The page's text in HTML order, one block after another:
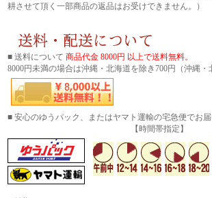
耕させて頂く一部商品の返品はお受けできません。）
■ 送料について 商品代金 8000円 以上で送料無料。
8000円未満の場合は沖縄・北海道を除き700円（沖縄・
■ 安心のゆうパック、またはヤマト運輸の宅急便でお届
【時間帯指定】